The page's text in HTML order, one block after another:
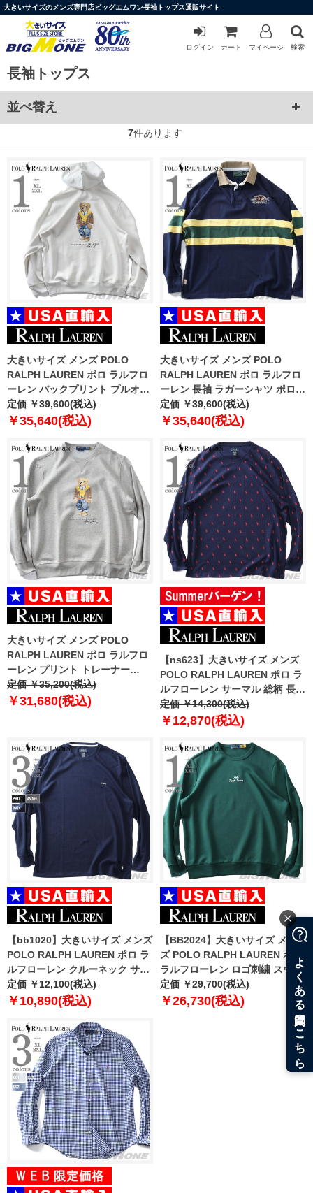
大きいサイズのメンズ専門店ビッグエムワン長袖トップス通販サイト
ログイン カート マイページ 検索
長袖トップス
並べ替え
7件あります
大きいサイズ メンズ POLO
RALPH LAUREN ポロ ラルフロ
ーレン バックプリント プルオー
バー パーカー POLO BEAR USA
直輸入 710p05917-001
定価 ￥39,600(税込)
￥35,640(税込)
大きいサイズ メンズ POLO
RALPH LAUREN ポロ ラルフロ
ーレン 長袖 ラガーシャツ ポロシ
ャツ USA直輸入 710p04969-001
定価 ￥39,600(税込)
￥35,640(税込)
大きいサイズ メンズ POLO
RALPH LAUREN ポロ ラルフロ
ーレン プリント トレーナー
POLO BEAR USA直輸入
710p04977-002
定価 ￥35,200(税込)
￥31,680(税込)
【ns623】大きいサイズ メンズ
POLO RALPH LAUREN ポロ ラ
ルフローレン サーマル 総柄 長袖
Tシャツ USA直輸入 pw25hr-
a0sO
定価 ￥14,300(税込)
￥12,870(税込)
【bb1020】大きいサイズ メンズ
POLO RALPH LAUREN ポロ ラ
ルフローレン クルーネック サー
マル 長袖 Tシャツ USA直輸入
pwlc2f
定価 ￥12,100(税込)
￥10,890(税込)
【BB2024】大きいサイズ メン
ズ POLO RALPH LAUREN ポロ
ラルフローレン ロゴ刺繍 スウェ
ット トレーナー USA直輸入
710941833-009
定価 ￥29,700(税込)
￥26,730(税込)